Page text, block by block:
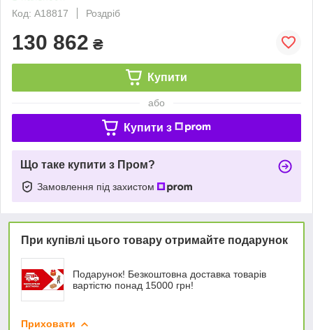
Код: А18817
Роздріб
130 862 ₴
Купити
або
Купити з
Що таке купити з Пром?
Замовлення під захистом
При купівлі цього товару отримайте подарунок
Подарунок! Безкоштовна доставка товарів
вартістю понад 15000 грн!
Приховати